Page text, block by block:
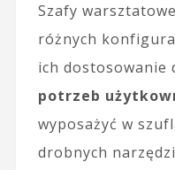
Szafy
różnych
ich dostosowanie
potrzeb
wyposażyć w
drobnych